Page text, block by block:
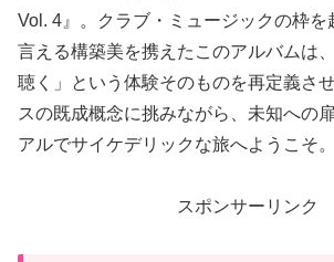
Vol. 4』。クラブ・ミュージックの枠を
言える構築美を携えたこのアルバムは
聴く」という体験そのものを再定義さ
スの既成概念に挑みながら、未知への
アルでサイケデリックな旅へようこそ。
スポンサーリンク